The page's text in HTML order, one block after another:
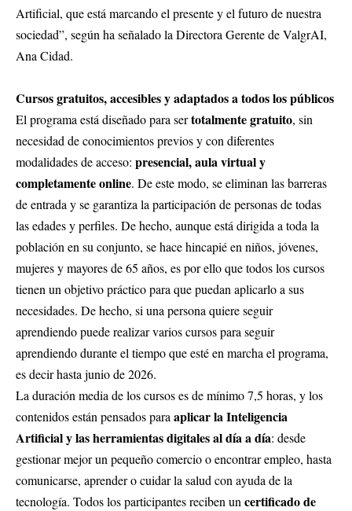
Artificial, que está marcando el presente y el futuro de nuestra
sociedad”, según ha señalado la Directora Gerente de ValgrAI,
Ana Cidad.
Cursos gratuitos, accesibles y adaptados a todos los públicos
El programa está diseñado para sertotalmente gratuito, sin
necesidad de conocimientos previos y con diferentes
modalidades de acceso: presencial, aula virtual y
completamente online. De este modo, se eliminan las barreras
de entrada y se garantiza la participación de personas de todas
las edades y perfiles. De hecho, aunque está dirigida a toda la
población en su conjunto, se hace hincapié en niños, jóvenes,
mujeres y mayores de 65 años, es por ello que todos los cursos
tienen un objetivo práctico para que puedan aplicarlo a sus
necesidades. De hecho, si una persona quiere seguir
aprendiendo puede realizar varios cursos para seguir
aprendiendo durante el tiempo que esté en marcha el programa,
es decir hasta junio de 2026.
La duración media de los cursos es de mínimo 7,5 horas, y los
contenidos están pensados para aplicar la Inteligencia
Artificial y las herramientas digitales al día a día: desde
gestionar mejor un pequeño comercio o encontrar empleo, hasta
comunicarse, aprender o cuidar la salud con ayuda de la
tecnología. Todos los participantes reciben un certificado de